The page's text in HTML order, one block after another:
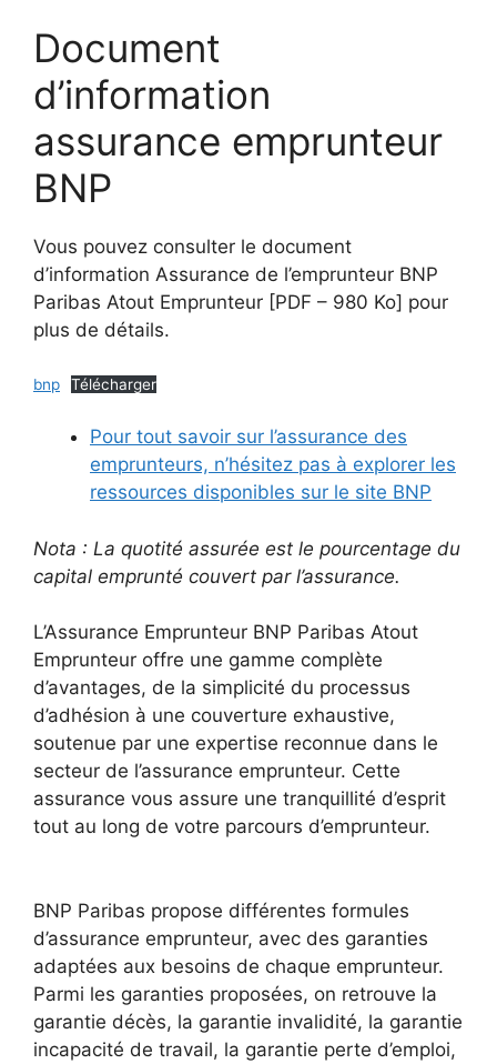
Document
d’information
assurance emprunteur
BNP
Vous pouvez consulter le document
d’information Assurance de l’emprunteur BNP
Paribas Atout Emprunteur [PDF – 980 Ko] pour
plus de détails.
bnp Télécharger
Pour tout savoir sur l’assurance des
emprunteurs, n’hésitez pas à explorer les
ressources disponibles sur le site BNP
Nota : La quotité assurée est le pourcentage du
capital emprunté couvert par l’assurance.
L’Assurance Emprunteur BNP Paribas Atout
Emprunteur offre une gamme complète
d’avantages, de la simplicité du processus
d’adhésion à une couverture exhaustive,
soutenue par une expertise reconnue dans le
secteur de l’assurance emprunteur. Cette
assurance vous assure une tranquillité d’esprit
tout au long de votre parcours d’emprunteur.
BNP Paribas propose différentes formules
d’assurance emprunteur, avec des garanties
adaptées aux besoins de chaque emprunteur.
Parmi les garanties proposées, on retrouve la
garantie décès, la garantie invalidité, la garantie
incapacité de travail, la garantie perte d’emploi,